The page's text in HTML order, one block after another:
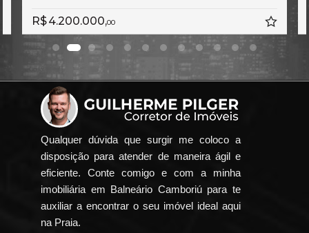
R$ 4.200.000,00
Qualquer dúvida que surgir me coloco a
disposição para atender de maneira ágil e
eficiente. Conte comigo e com a minha
imobiliária em Balneário Camboriú para te
auxiliar a encontrar o seu imóvel ideal aqui
na Praia.